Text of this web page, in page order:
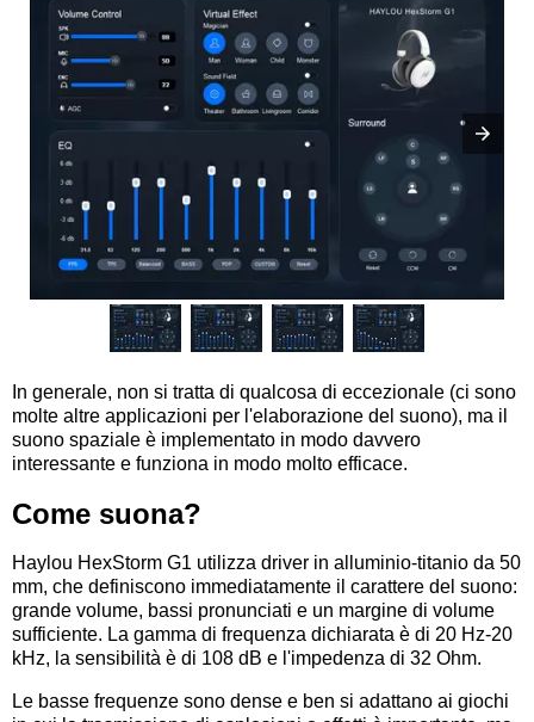
In generale, non si tratta di qualcosa di eccezionale (ci sono
molte altre applicazioni per l'elaborazione del suono), ma il
suono spaziale è implementato in modo davvero
interessante e funziona in modo molto efficace.
Come suona?
Haylou HexStorm G1 utilizza driver in alluminio-titanio da 50
mm, che definiscono immediatamente il carattere del suono:
grande volume, bassi pronunciati e un margine di volume
sufficiente. La gamma di frequenza dichiarata è di 20 Hz-20
kHz, la sensibilità è di 108 dB e l'impedenza di 32 Ohm.
Le basse frequenze sono dense e ben si adattano ai giochi